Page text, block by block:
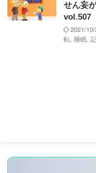
せん妄
vol.507
2021/
転, 睡眠,